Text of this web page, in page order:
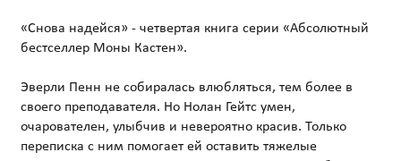
«Снова надейся» - четвертая книга серии «Абсолютный
бестселлер Моны Кастен».
Эверли Пенн не собиралась влюбляться, тем более в
своего преподавателя. Но Нолан Гейтс умен,
очарователен, улыбчив и невероятно красив. Только
переписка с ним помогает ей оставить тяжелые